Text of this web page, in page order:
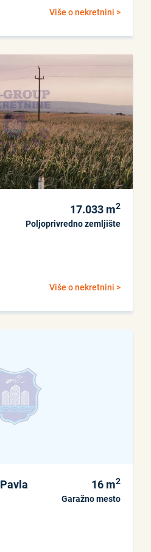
Više o nekretnini >
17.033 m2
Poljoprivredno zemljište
Više o nekretnini >
16 m2
Garažno mesto